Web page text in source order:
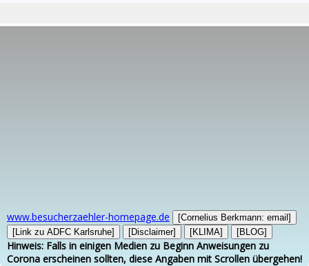
www.besucherzaehler-homepage.de
[Cornelius Berkmann: email]
[Link zu ADFC Karlsruhe]
[Disclaimer] [KLIMA] [BLOG]
Hinweis: Falls in einigen Medien zu Beginn Anweisungen zu
Corona erscheinen sollten, diese Angaben mit Scrollen übergehen!